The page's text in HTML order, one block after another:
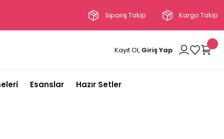
Sipariş Takip Kargo Takip
Kayıt Ol, Giriş Yap
Esanslar Hazır Setler